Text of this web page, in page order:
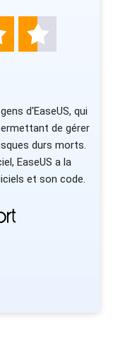

d'EaseUS, qui
de gérer
durs morts.
EaseUS a la
et son code.